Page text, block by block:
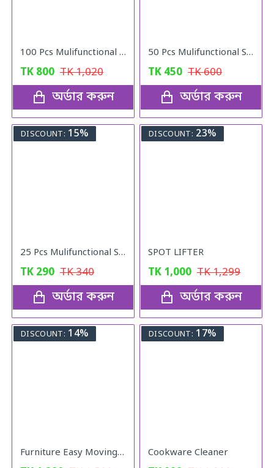
100 Pcs Mulifunctional Sunshade Net Fixing Clip
TK 800 TK1,020
অর্ডার করুন
50 Pcs Mulifunctional Sunshade Net Fixing Clip
TK 450 TK600
অর্ডার করুন
DISCOUNT: 15%
25 Pcs Mulifunctional Sunshade "Net Fixing Clip"
TK 290 TK340
অর্ডার করুন
DISCOUNT: 23%
SPOT LIFTER
TK 1,000 TK1,299
অর্ডার করুন
DISCOUNT: 14%
Furniture Easy Moving Tool Set, Heavy Furniture Moving & Lifting System
DISCOUNT: 17%
Cookware Cleaner